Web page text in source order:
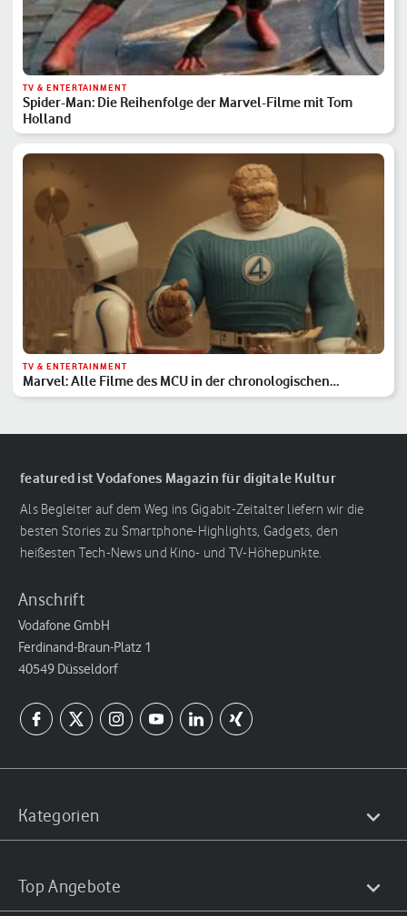
TV & ENTERTAINMENT
Spider-Man: Die Reihenfolge der Marvel-Filme mit Tom
Holland
TV & ENTERTAINMENT
Marvel: Alle Filme des MCU in der chronologischen
Reihenfolge
featured ist Vodafones Magazin für digitale Kultur
Als Begleiter auf dem Weg ins Gigabit-Zeitalter liefern wir die
besten Stories zu Smartphone-Highlights, Gadgets, den
heißesten Tech-News und Kino- und TV-Höhepunkte.
Anschrift
Vodafone GmbH
Ferdinand-Braun-Platz 1
40549 Düsseldorf
Kategorien
Top Angebote